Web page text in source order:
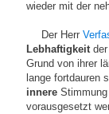
wieder mit der
Der Herr
Lebhaftigkeitder
Grund von ihrer
lange fortdauren
innere
vorausgesetzt